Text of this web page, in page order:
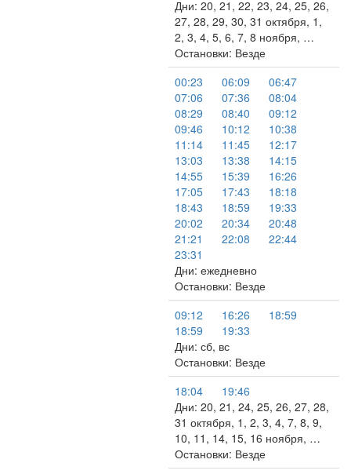
Дни: 20, 21, 22, 23, 24, 25, 26,
27, 28, 29, 30, 31 октября, 1,
2, 3, 4, 5, 6, 7, 8 ноября, …
Остановки: Везде
00:23
06:09
06:47
07:06
07:36
08:04
08:29
08:40
09:12
09:46
10:12
10:38
11:14
11:45
12:17
13:03
13:38
14:15
14:55
15:39
16:26
17:05
17:43
18:18
18:43
18:59
19:33
20:02
20:34
20:48
21:21
22:08
22:44
23:31
Дни: ежедневно
Остановки: Везде
09:12
16:26
18:59
18:59
19:33
Дни: сб, вс
Остановки: Везде
18:04
19:46
Дни: 20, 21, 24, 25, 26, 27, 28,
31 октября, 1, 2, 3, 4, 7, 8, 9,
10, 11, 14, 15, 16 ноября, …
Остановки: Везде